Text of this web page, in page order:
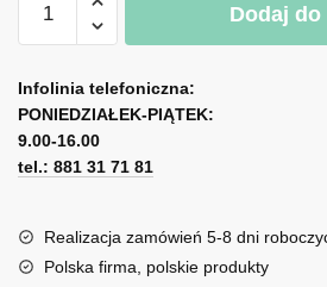
Plakat
falami
i
księżycem
Dodaj
l
t
e
r
a
t
Infolinia telefoniczna:
PONIEDZIAŁEK-PIĄTEK:
9.00-16.00
tel.: 881 31 71 81
Realizacja zamówień 5-8 dni
Polska firma, polskie produkty